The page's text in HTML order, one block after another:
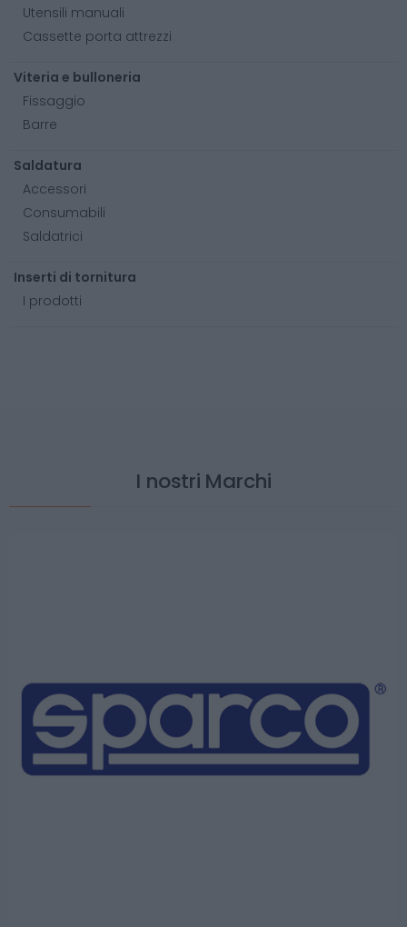
Utensili manuali
Cassette porta attrezzi
Viteria e bulloneria
Fissaggio
Barre
Saldatura
Accessori
Consumabili
Saldatrici
Inserti di tornitura
I prodotti
I nostri Marchi